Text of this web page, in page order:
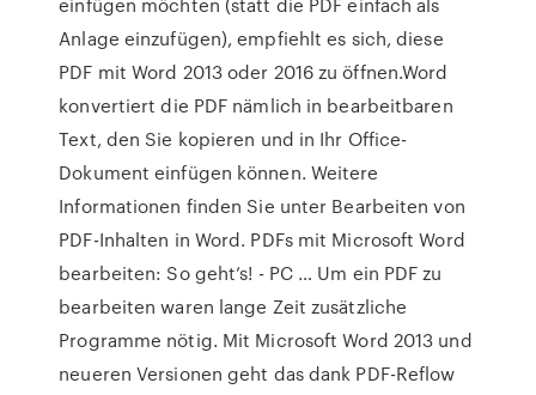
Anlage einzufügen), empfiehlt es sich, diese
PDF mit Word 2013 oder 2016 zu öffnen.Word
konvertiert die PDF nämlich in bearbeitbaren
Text, den Sie kopieren und in Ihr Office-
Dokument einfügen können. Weitere
Informationen finden Sie unter Bearbeiten von
PDF-Inhalten in Word. PDFs mit Microsoft Word
bearbeiten: So geht’s! - PC … Um ein PDF zu
bearbeiten waren lange Zeit zusätzliche
Programme nötig. Mit Microsoft Word 2013 und
neueren Versionen geht das dank PDF-Reflow